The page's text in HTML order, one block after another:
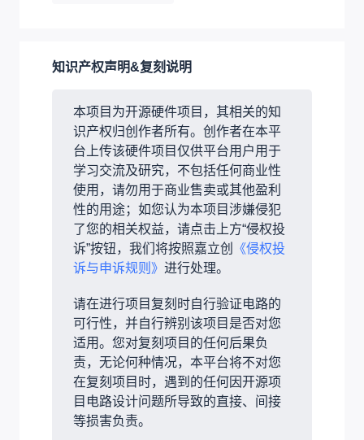
知识产权声明&复刻说明
本项目为开源硬件项目，其相关的知
识产权归创作者所有。创作者在本平
台上传该硬件项目仅供平台用户用于
学习交流及研究，不包括任何商业性
使用，请勿用于商业售卖或其他盈利
性的用途；如您认为本项目涉嫌侵犯
了您的相关权益，请点击上方“侵权投
诉”按钮，我们将按照嘉立创
《侵权投
诉与申诉规则》 进行处理。
请在进行项目复刻时自行验证电路的
可行性，并自行辨别该项目是否对您
适用。您对复刻项目的任何后果负
责，无论何种情况，本平台将不对您
在复刻项目时，遇到的任何因开源项
目电路设计问题所导致的直接、间接
等损害负责。